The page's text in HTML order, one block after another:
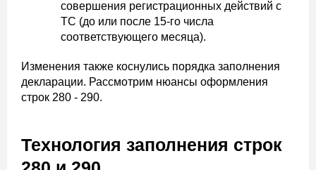
совершения регистрационных действий с
ТС (до или после 15-го числа
соответствующего месяца).
Изменения также коснулись порядка заполнения
декларации. Рассмотрим нюансы оформления
строк 280 - 290.
Технология заполнения строк